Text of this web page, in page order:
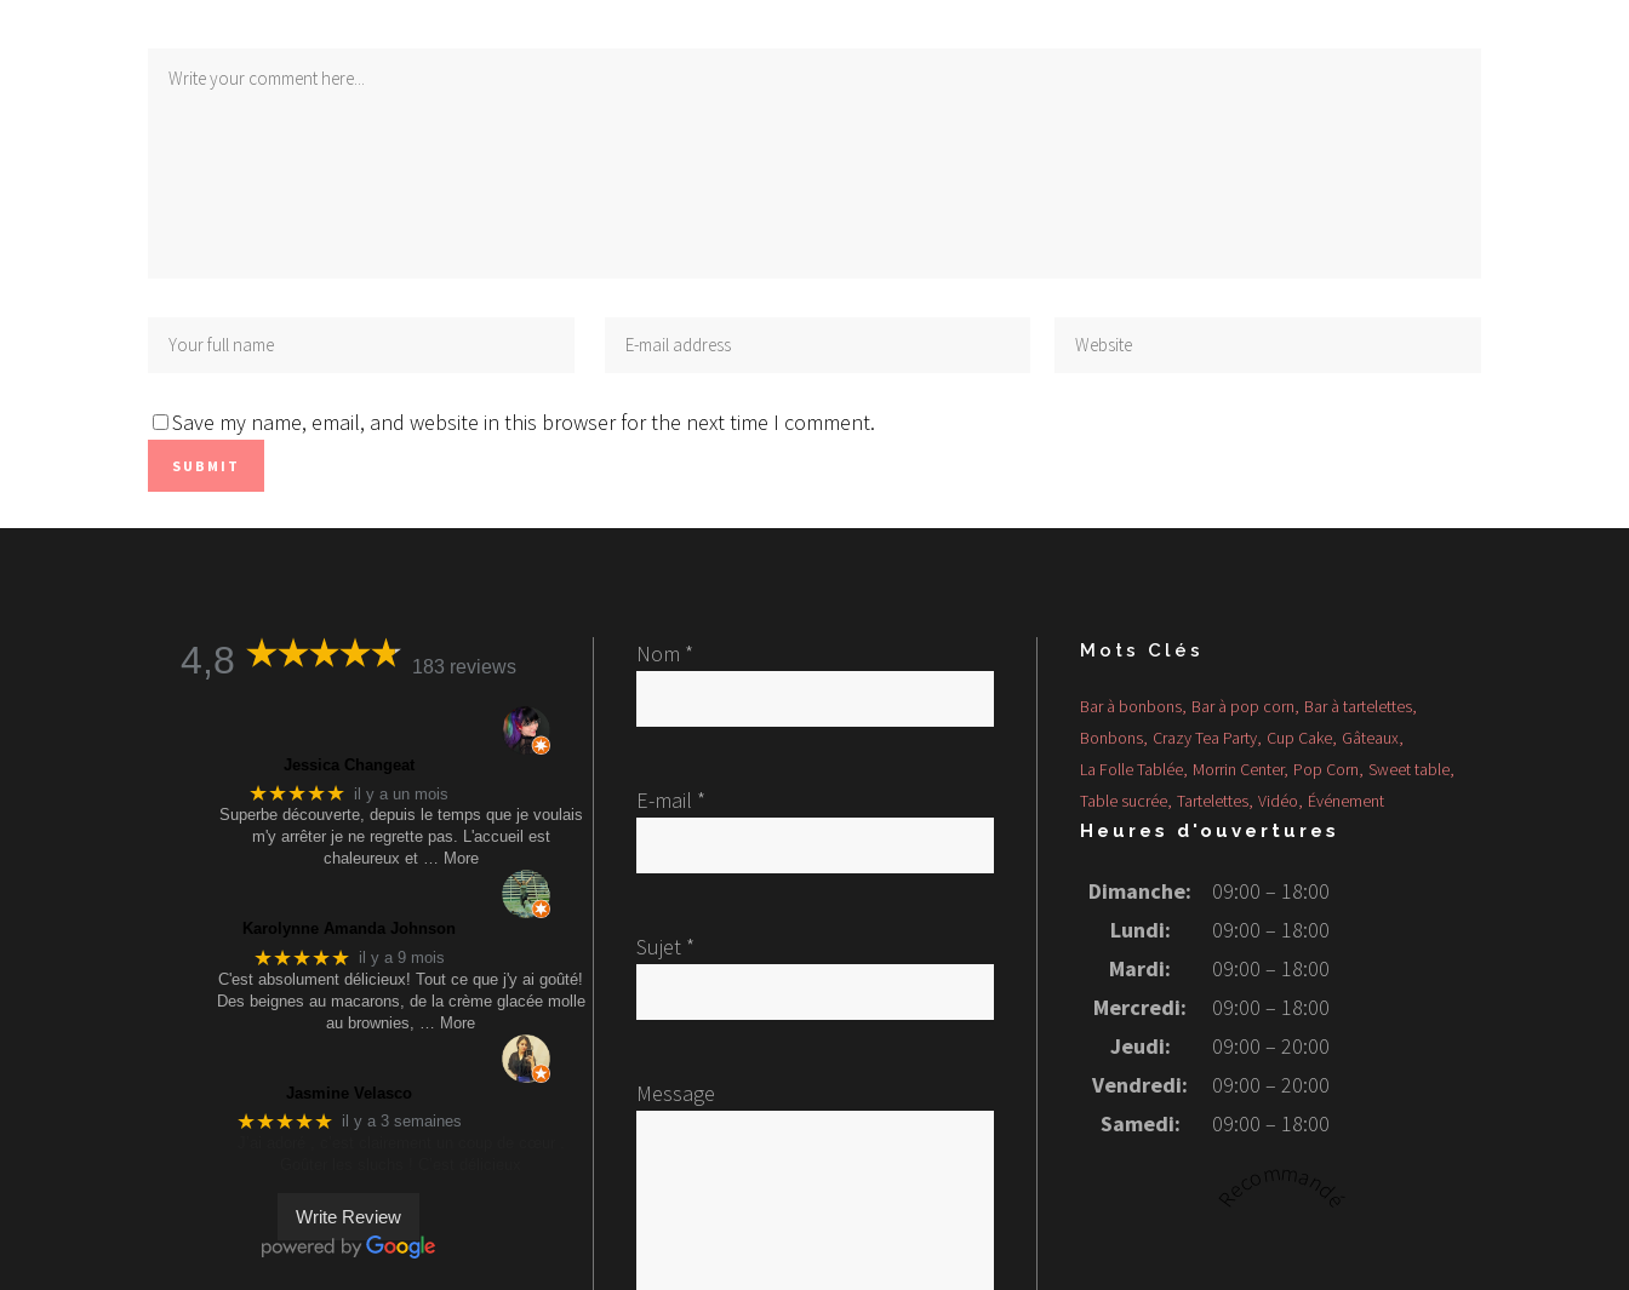
Save my name, email, and website in this browser for the next time I comment.
4,8 183 reviews
Jessica Changeat
★★★★★ il y a un mois
Superbe découverte, depuis le temps que je voulais
m'y arrêter je ne regrette pas. L'accueil est
chaleureux et … More
Karolynne Amanda Johnson
★★★★★ il y a 9 mois
C'est absolument délicieux! Tout ce que j'y ai goûté!
Des beignes au macarons, de la crème glacée molle
au brownies,
… More
Jasmine Velasco
★★★★★ il y a 3 semaines
Write Review
Nom *
E-mail *
Sujet *
Message
Mots Clés
Bar à bonbons Bar à pop corn Bar à tartelettes
Bonbons Crazy Tea Party Cup Cake Gâteaux
La Folle Tablée Morrin Center Pop Corn Sweet table
Table sucrée Tartelettes Vidéo Événement
Heures d'ouvertures
Dimanche:
09:00 – 18:00
Lundi:
09:00 – 18:00
Mardi:
09:00 – 18:00
Mercredi:
09:00 – 18:00
Jeudi:
09:00 – 20:00
Vendredi:
09:00 – 20:00
Samedi:
09:00 – 18:00
Recommandé